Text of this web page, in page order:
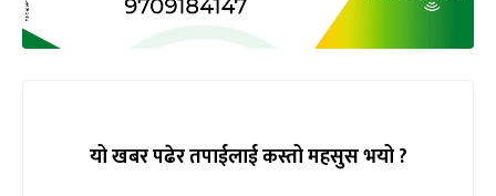
यो खबर पढेर तपाईलाई कस्तो महसुस भयो ?